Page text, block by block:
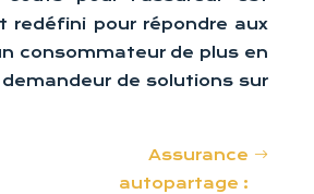
redéfini pour répondre aux
consommateur de plus en
de solutions sur
Assurance
autopartage :